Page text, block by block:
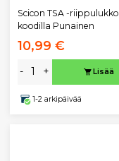
Scicon TSA -riippulukko
koodilla Punainen
10,99 €
- + Lisää
1-2 arkipäivää